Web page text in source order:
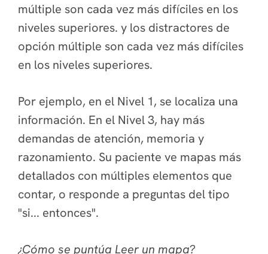
múltiple son cada vez más difíciles en los
niveles superiores. y los distractores de
opción múltiple son cada vez más difíciles
en los niveles superiores.
Por ejemplo, en el Nivel 1, se localiza una
información. En el Nivel 3, hay más
demandas de atención, memoria y
razonamiento. Su paciente ve mapas más
detallados con múltiples elementos que
contar, o responde a preguntas del tipo
"si... entonces".
¿Cómo se puntúa Leer un mapa?